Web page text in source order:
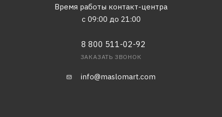
Время работы контакт-центра
с 09:00 до 21:00
8 800 511-02-92
ЗАКАЗАТЬ ЗВОНОК
info@maslomart.com